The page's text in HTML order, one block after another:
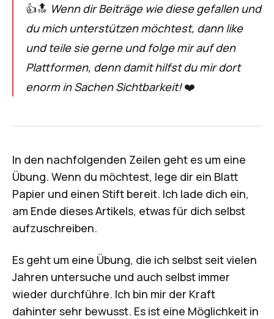
👍🔝 Wenn dir Beiträge wie diese gefallen und
du mich unterstützen möchtest, dann like
und teile sie gerne und folge mir auf den
Plattformen, denn damit hilfst du mir dort
enorm in Sachen Sichtbarkeit!❤️
In den nachfolgenden Zeilen geht es um eine
Übung. Wenn du möchtest, lege dir ein Blatt
Papier und einen Stift bereit. Ich lade dich ein,
am Ende dieses Artikels, etwas für dich selbst
aufzuschreiben.
Es geht um eine Übung, die ich selbst seit vielen
Jahren untersuche und auch selbst immer
wieder durchführe. Ich bin mir der Kraft
dahinter sehr bewusst. Es ist eine Möglichkeit in